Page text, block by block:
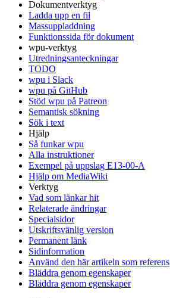
Dokumentverktyg
Ladda upp en fil
Massuppladdning
Funktionssida för dokument
wpu-verktyg
Utredningsanteckningar
TODO
wpu i Slack
wpu på GitHub
Stöd wpu på Patreon
Semantisk sökning
Sök i text
Hjälp
Så funkar wpu
Alla instruktioner
Exempel på uppslag E13-00-A
Hjälp om MediaWiki
Verktyg
Vad som länkar hit
Relaterade ändringar
Specialsidor
Utskriftsvänlig version
Permanent länk
Sidinformation
Använd den här artikeln som referens
Bläddra genom egenskaper
Bläddra genom egenskaper